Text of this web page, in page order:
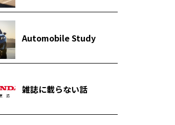
Automobile Study
雑誌に載らない話